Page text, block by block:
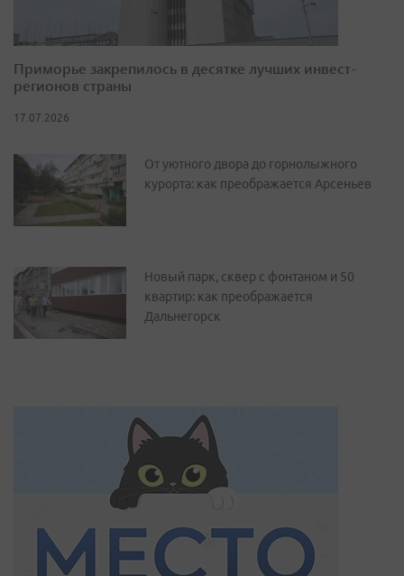
Приморье закрепилось в десятке лучших инвест-
регионов страны
17.07.2026
От уютного двора до горнолыжного
курорта: как преображается Арсеньев
Новый парк, сквер с фонтаном и 50
квартир: как преображается
Дальнегорск